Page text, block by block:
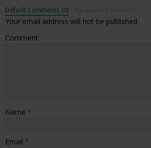
Default Comments (0)
Your email address will not be published.
Comment
Name *
Email *